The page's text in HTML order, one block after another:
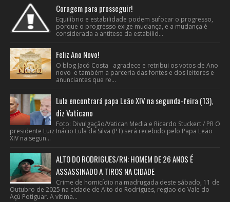
Coragem para prosseguir!
Equilíbrio e estabilidade podem sufocar o progresso,
porque o progresso exige mudança, e a mudança é
considerada a antítese da estabilid...
Feliz Ano Novo!
O blog Jacó Costa agradece e retribui os votos de Ano
novo e também a parceria das fontes e dos leitores e
anunciantes que re...
Lula encontrará papa Leão XIV na segunda-feira (13),
diz Vaticano
Foto: Divulgação/Vatican Media e Ricardo Stuckert / PR O
presidente Luiz Inácio Lula da Silva (PT) será recebido pelo Papa Leão
XIV na segun...
ALTO DO RODRIGUES/RN: HOMEM DE 26 ANOS É
ASSASSINADO A TIROS NA CIDADE
Crime de homicídio na madrugada deste sábado, 11 de
Outubro de 2025 na cidade de Alto do Rodrigues, regiao do Vale do
Açú Potiguar. A vítima...